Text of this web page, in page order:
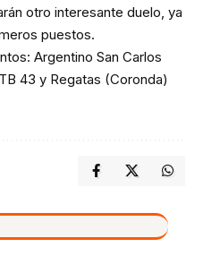
otro interesante duelo, ya
puestos.
Argentino San Carlos
43 y Regatas (Coronda)